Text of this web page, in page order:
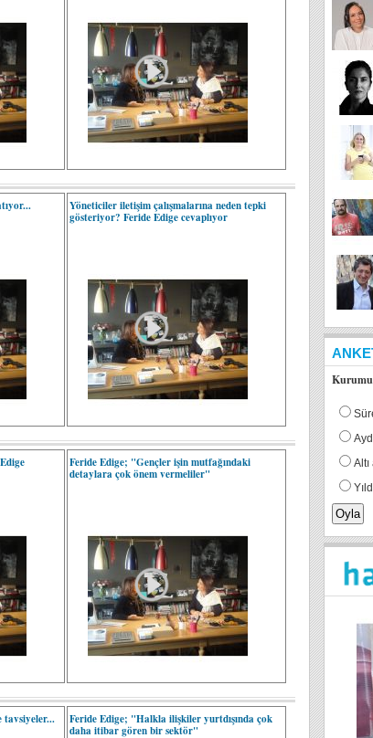
Yöneticiler iletişim çalışmalarına neden tepki
gösteriyor? Feride Edige cevaplıyor
Feride Edige; "Gençler işin mutfağındaki
detaylara çok önem vermeliler"
tavsiyeler...
Feride Edige; "Halkla ilişkiler yurtdışında çok
daha itibar gören bir sektör"